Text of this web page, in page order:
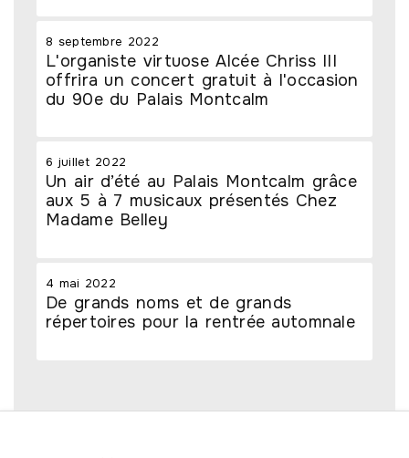
8 septembre 2022
L'organiste virtuose Alcée Chriss III
offrira un concert gratuit à l'occasion
du 90e du Palais Montcalm
6 juillet 2022
Un air d’été au Palais Montcalm grâce
aux 5 à 7 musicaux présentés Chez
Madame Belley
4 mai 2022
De grands noms et de grands
répertoires pour la rentrée automnale